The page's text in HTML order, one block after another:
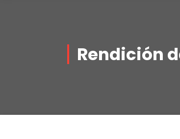
Rendición